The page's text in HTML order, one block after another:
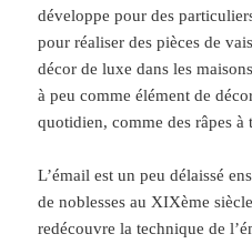
développe pour des
pour réaliser des pièces de
décor de luxe dans les
à peu comme élément de
quotidien, comme des râpes à
L’émail est un peu délaissé
de noblesses au XIXème
redécouvre la technique de